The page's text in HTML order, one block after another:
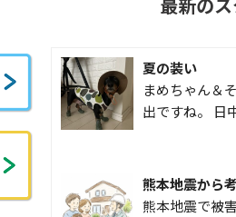
夏の装い
まめちゃん＆
出ですね。 日
熊本地震から
熊本地震で被